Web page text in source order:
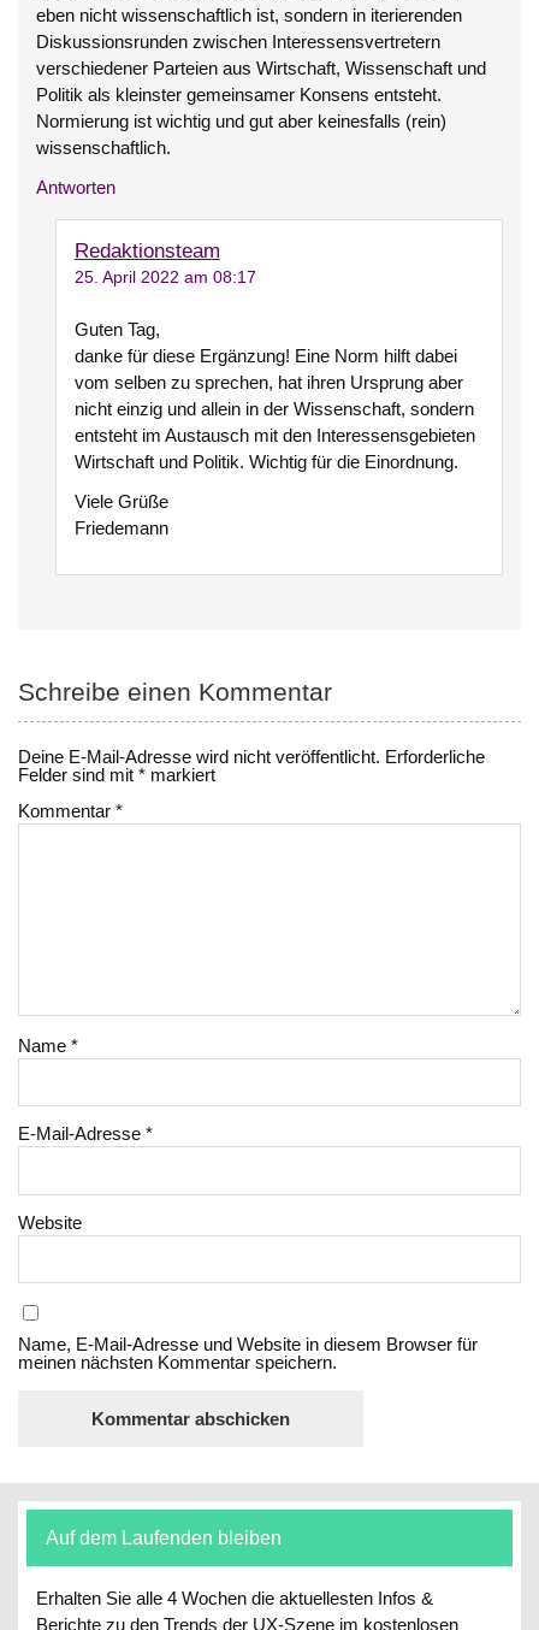
eben nicht wissenschaftlich ist, sondern in iterierenden
Diskussionsrunden zwischen Interessensvertretern
verschiedener Parteien aus Wirtschaft, Wissenschaft und
Politik als kleinster gemeinsamer Konsens entsteht.
Normierung ist wichtig und gut aber keinesfalls (rein)
wissenschaftlich.
Antworten
Redaktionsteam
25. April 2022 am 08:17
Guten Tag,
danke für diese Ergänzung! Eine Norm hilft dabei
vom selben zu sprechen, hat ihren Ursprung aber
nicht einzig und allein in der Wissenschaft, sondern
entsteht im Austausch mit den Interessensgebieten
Wirtschaft und Politik. Wichtig für die Einordnung.
Viele Grüße
Friedemann
Schreibe einen Kommentar
Deine E-Mail-Adresse wird nicht veröffentlicht. Erforderliche
Felder sind mit* markiert
Kommentar*
Name*
E-Mail-Adresse*
Website
Name, E-Mail-Adresse und Website in diesem Browser für
meinen nächsten Kommentar speichern.
Auf dem Laufenden bleiben
Erhalten Sie alle 4 Wochen die aktuellesten Infos &
Berichte zu den Trends der UX-Szene im kostenlosen